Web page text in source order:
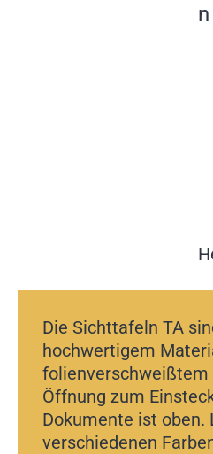
n
Die Sichttafeln TA
hochwertigem
folienverschweißtem
Öffnung zum
Dokumente ist oben.
verschiedenen